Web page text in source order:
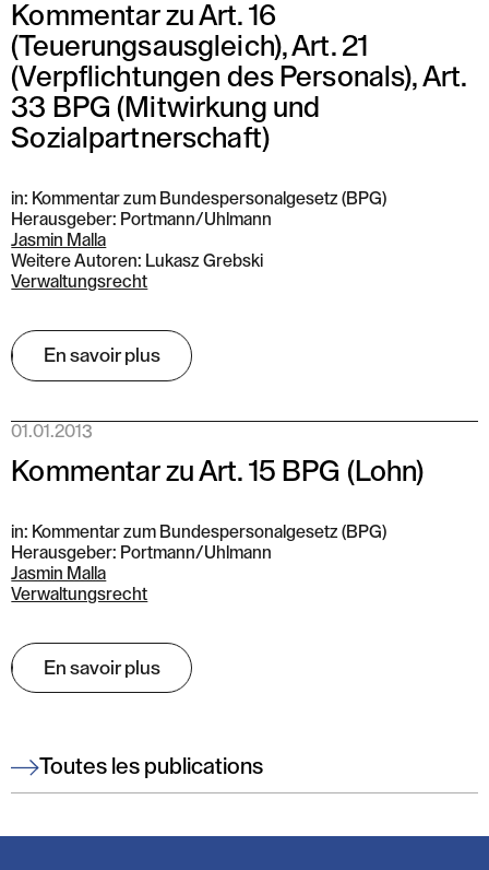
Kommentar zu Art. 16
(Teuerungsausgleich), Art. 21
(Verpflichtungen des Personals), Art.
33 BPG (Mitwirkung und
Sozialpartnerschaft)
in: Kommentar zum Bundespersonalgesetz (BPG)
Herausgeber: Portmann/Uhlmann
Jasmin Malla
Weitere Autoren: Lukasz Grebski
Verwaltungsrecht
En savoir plus
01.01.2013
Kommentar zu Art. 15 BPG (Lohn)
in: Kommentar zum Bundespersonalgesetz (BPG)
Herausgeber: Portmann/Uhlmann
Jasmin Malla
Verwaltungsrecht
En savoir plus
Toutes les publications